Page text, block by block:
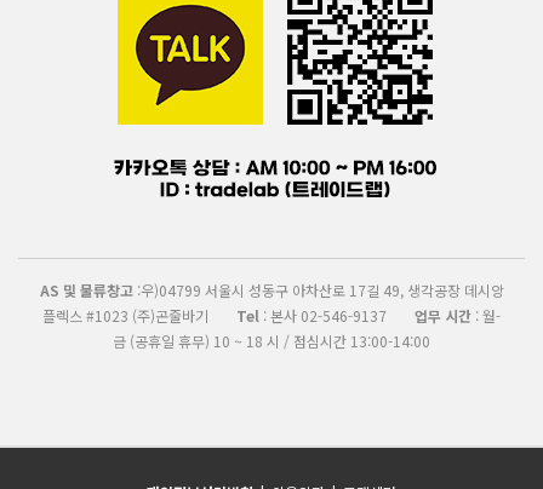
AS 및 물류창고:우)04799 서울시 성동구 아차산로 17길 49, 생각공장 데시앙
플렉스 #1023 (주)곤줄바기
Tel : 본사 02-546-9137 업무 시간 : 월-
금 (공휴일 휴무) 10 ~ 18 시 / 점심시간 13:00-14:00